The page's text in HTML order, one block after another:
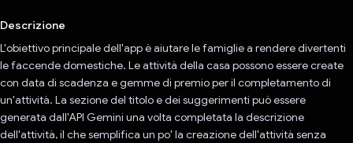
Descrizione
L'obiettivo principale dell'app è aiutare le famiglie a rendere divertenti
le faccende domestiche. Le attività della casa possono essere create
con data di scadenza e gemme di premio per il completamento di
un'attività. La sezione del titolo e dei suggerimenti può essere
generata dall'API Gemini una volta completata la descrizione
dell'attività, il che semplifica un po' la creazione dell'attività senza